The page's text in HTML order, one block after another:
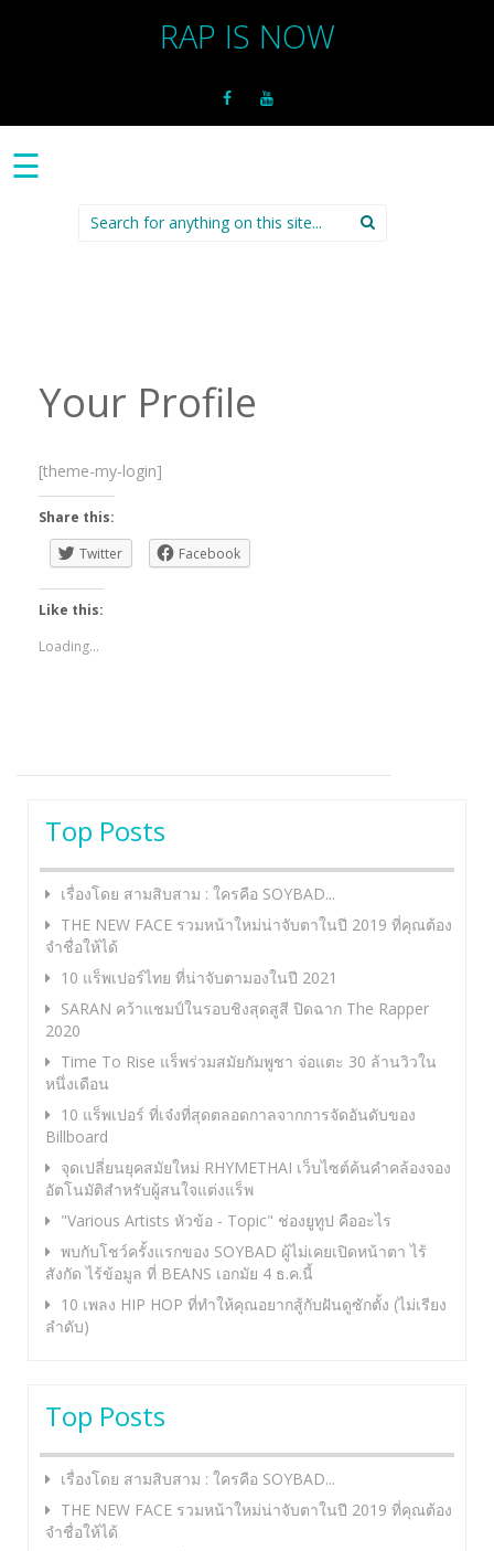
RAP IS NOW
☰
Search
for:
Your Profile
[theme-my-login]
Share this:
Twitter
Facebook
Like this:
Loading...
Top Posts
เรื่องโดย สามสิบสาม : ใครคือ SOYBAD...
THE NEW FACE รวมหน้าใหม่น่าจับตาในปี 2019 ที่คุณต้อง
จำชื่อให้ได้
10 แร็พเปอร์ไทย ที่น่าจับตามองในปี 2021
SARAN คว้าแชมป์ในรอบชิงสุดสูสี ปิดฉาก The Rapper
2020
Time To Rise แร็พร่วมสมัยกัมพูชา จ่อแตะ 30 ล้านวิวใน
หนึ่งเดือน
10 แร็พเปอร์ ที่เจ๋งที่สุดตลอดกาลจากการจัดอันดับของ
Billboard
จุดเปลี่ยนยุคสมัยใหม่ RHYMETHAI เว็บไซต์ค้นคำคล้องจอง
อัตโนมัติสำหรับผู้สนใจแต่งแร็พ
"Various Artists หัวข้อ - Topic" ช่องยูทูป คืออะไร
พบกับโชว์ครั้งแรกของ SOYBAD ผู้ไม่เคยเปิดหน้าตา ไร้
สังกัด ไร้ข้อมูล ที่ BEANS เอกมัย 4 ธ.ค.นี้
10 เพลง HIP HOP ที่ทำให้คุณอยากสู้กับฝันดูซักตั้ง (ไม่เรียง
ลำดับ)
Top Posts
เรื่องโดย สามสิบสาม : ใครคือ SOYBAD...
THE NEW FACE รวมหน้าใหม่น่าจับตาในปี 2019 ที่คุณต้อง
จำชื่อให้ได้